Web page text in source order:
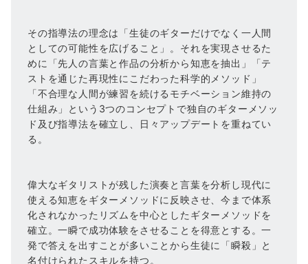
その指導法の理念は「生徒のギターだけでなく一人間
としての可能性を広げること」。それを実現させるた
めに「先人の言葉と作品の分析から知恵を抽出」「テ
ストを通じた再現性にこだわった科学的メソッド」
「不合理な人間が練習を続けるモチベーション維持の
仕組み」という3つのコンセプトで独自のギターメソッ
ド及び指導法を確立し、日々アップデートを重ねてい
る。
偉大なギタリストが残した演奏と言葉を分析し現代に
使える知恵をギターメソッドに反映させ、今まで体系
化されなかったリズムを中心としたギターメソッドを
確立。一瞬で成功体験をさせることを得意とする。一
発で答えを出すことが多いことから生徒に「瞬殺」と
名付けられたスキルを持つ。